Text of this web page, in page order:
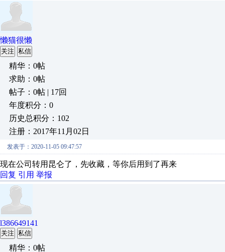
懒猫很懒
关注 私信
精华：0帖
求助：0帖
帖子：0帖 | 17回
年度积分：0
历史总积分：102
注册：2017年11月02日
发表于：2020-11-05 09:47:57
现在公司转用昆仑了，先收藏，等你后用到了再来
回复 引用 举报
l386649141
关注 私信
精华：0帖